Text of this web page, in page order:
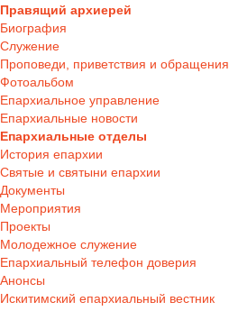
Правящий архиерей
Биография
Служение
Проповеди, приветствия и обращения
Фотоальбом
Епархиальное управление
Епархиальные новости
Епархиальные отделы
История епархии
Святые и святыни епархии
Документы
Мероприятия
Проекты
Молодежное служение
Епархиальный телефон доверия
Анонсы
Искитимский епархиальный вестник